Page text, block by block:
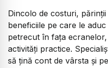
Dincolo de costuri,
beneficiile pe care le
petrecut în fața
activități practice.
să țină cont de vârsta și